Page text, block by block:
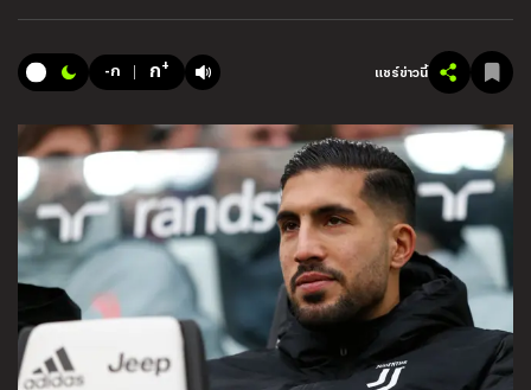
-ก ก+ แชร์ข่าวนี้